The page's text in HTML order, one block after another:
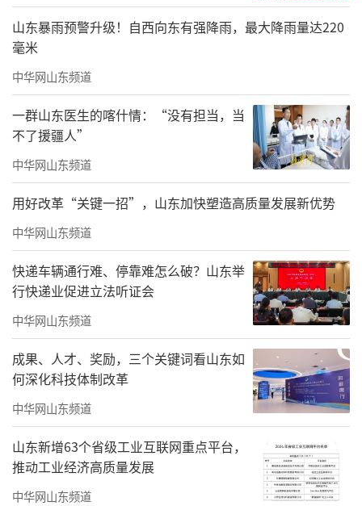
Silhouette of Heart MHM303 Acrylic and ink on rice paper 120x1
20cm 2023
读万卷书，行万里路
在赵孟君的艺术世界里，绘画并不是单一
的存在，他的画作里，不仅仅有笔墨与色彩，
也有文学。除了绘画，赫尔曼·黑塞、泰德·
库瑟先生的诗，以及加西亚·马尔克斯的《百
山东暴雨预警升级！自西向东有强降雨，最大降雨量达220
毫米
中华网山东频道
一群山东医生的喀什情：“没有担当，当
不了援疆人”
中华网山东频道
用好改革“关键一招”，山东加快塑造高质量发展新优势
中华网山东频道
快递车辆通行难、停靠难怎么破？山东举
行快递业促进立法听证会
中华网山东频道
成果、人才、奖励，三个关键词看山东如
何深化科技体制改革
中华网山东频道
山东新增63个省级工业互联网重点平台，
推动工业经济高质量发展
中华网山东频道